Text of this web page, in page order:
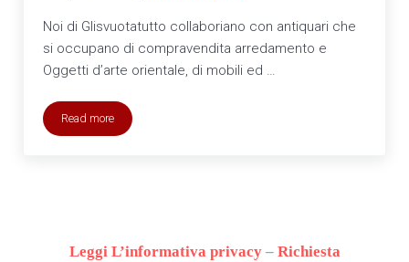
Noi di Glisvuotatutto collaboriano con antiquari che
si occupano di compravendita arredamento e
Oggetti d’arte orientale, di mobili ed …
Read morecompravendita arredamento e Oggetti d’arte orientale – Gli
Leggi L’informativa privacy– Richiesta